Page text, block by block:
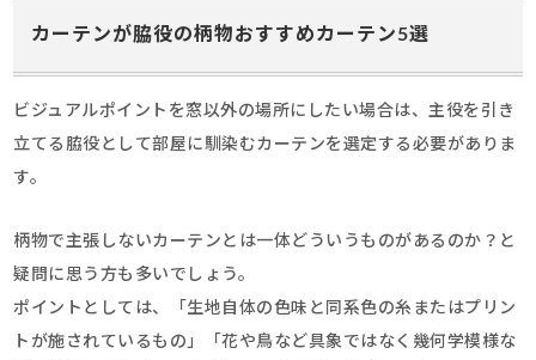
カーテンが脇役の柄物おすすめカーテン5選
ビジュアルポイントを窓以外の場所にしたい場合は、主役を引き
立てる脇役として部屋に馴染むカーテンを選定する必要がありま
す。
柄物で主張しないカーテンとは一体どういうものがあるのか？と
疑問に思う方も多いでしょう。
ポイントとしては、「生地自体の色味と同系色の糸またはプリン
トが施されているもの」「花や鳥など具象ではなく幾何学模様な